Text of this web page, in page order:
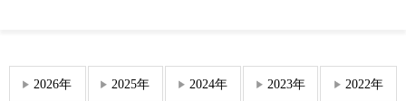
2026年 2025年 2024年 2023年 2022年